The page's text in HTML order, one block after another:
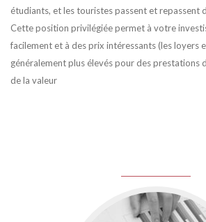
étudiants, et les touristes passent et repassent
Cette position privilégiée permet à votre
facilement et à des prix intéressants (les loyers
généralement plus élevés pour des prestations
de la valeur